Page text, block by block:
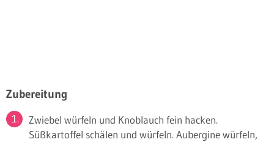
Zubereitung
Zwiebel würfeln und Knoblauch fein hacken.
Süßkartoffel schälen und würfeln. Aubergine würfeln,